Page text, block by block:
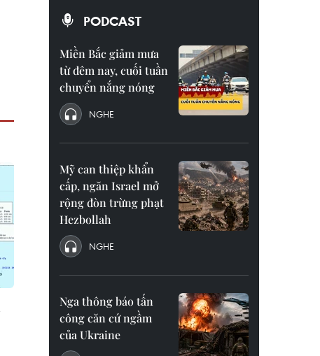
PODCAST
Miền Bắc giảm mưa
từ đêm nay, cuối tuần
chuyển nắng nóng
NGHE
Mỹ can thiệp khẩn
cấp, ngăn Israel mở
rộng đòn trừng phạt
Hezbollah
NGHE
Nga thông báo tấn
công căn cứ ngầm
của Ukraine